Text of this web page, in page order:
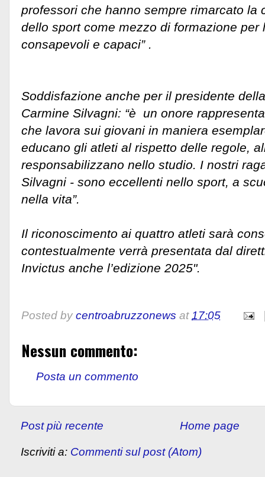
professori che hanno sempre rimarcato
dello sport come mezzo di formazione per
consapevoli e capaci” .
Soddisfazione anche per il presidente
Carmine Silvagni: “è un onore
che lavora sui giovani in maniera
educano gli atleti al rispetto delle regole,
responsabilizzano nello studio. I nostri
Silvagni - sono eccellenti nello sport, a
nella vita”.
Il riconoscimento ai quattro atleti sarà
contestualmente verrà presentata dal
Invictus anche l’edizione 2025".
Posted by centroabruzzonews at17:05
Nessun commento:
Posta un commento
Post più recente Home page
Iscriviti a: Commenti sul post (Atom)